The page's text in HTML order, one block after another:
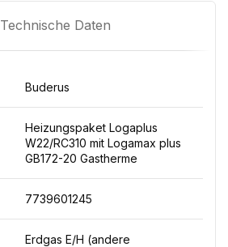
Technische Daten
Buderus
Heizungspaket Logaplus
W22/RC310 mit Logamax plus
GB172-20 Gastherme
7739601245
Erdgas E/H (andere